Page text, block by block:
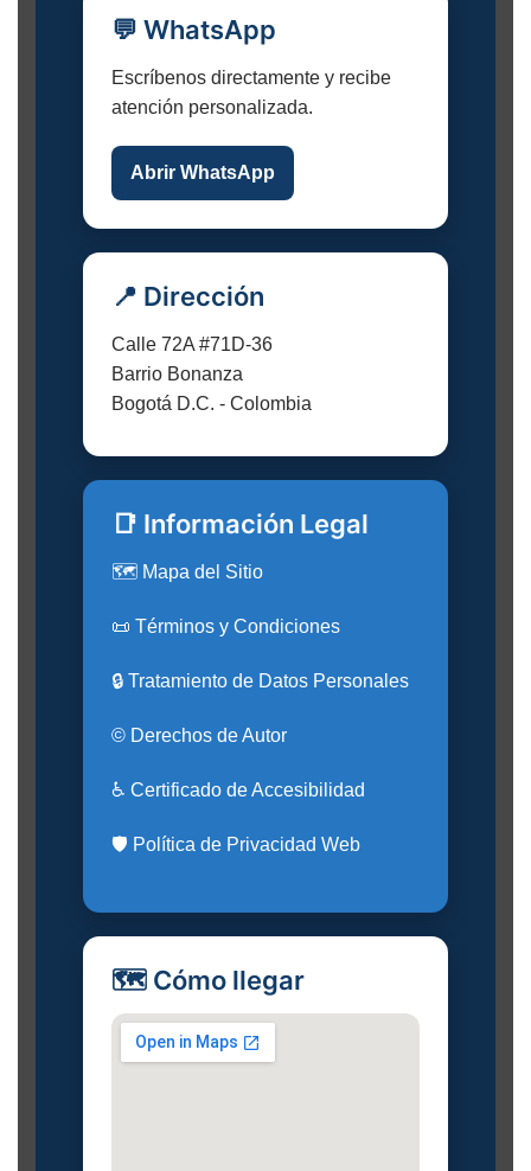
💬 WhatsApp
Escríbenos directamente y recibe
atención personalizada.
Abrir WhatsApp
📍 Dirección
Calle 72A #71D-36
Barrio Bonanza
Bogotá D.C. - Colombia
📑 Información Legal
🗺️ Mapa del Sitio
📜 Términos y Condiciones
🔒 Tratamiento de Datos Personales
© Derechos de Autor
♿ Certificado de Accesibilidad
🛡️ Política de Privacidad Web
🗺️ Cómo llegar